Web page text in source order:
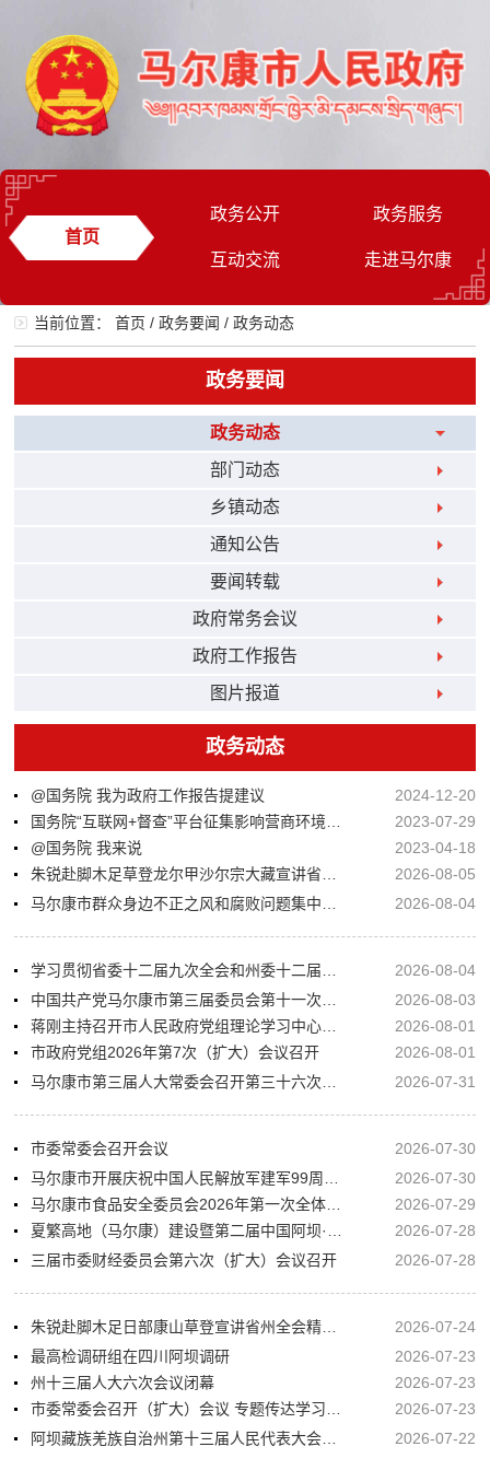
首页
政务公开 政务服务
互动交流 走进马尔康
当前位置：首页 /政务要闻 /政务动态
政务要闻
政务动态
部门动态
乡镇动态
通知公告
要闻转载
政府常务会议
政府工作报告
图片报道
政务动态
@国务院 我为政府工作报告提建议
2024-12-20
2023-07-29
@国务院 我来说
2023-04-18
2026-08-05
2026-08-04
2026-08-04
2026-08-03
2026-08-01
市政府党组2026年第7次（扩大）会议召开
2026-08-01
2026-07-31
市委常委会召开会议
2026-07-30
2026-07-30
2026-07-29
2026-07-28
三届市委财经委员会第六次（扩大）会议召开
2026-07-28
2026-07-24
最高检调研组在四川阿坝调研
2026-07-23
州十三届人大六次会议闭幕
2026-07-23
2026-07-23
2026-07-22